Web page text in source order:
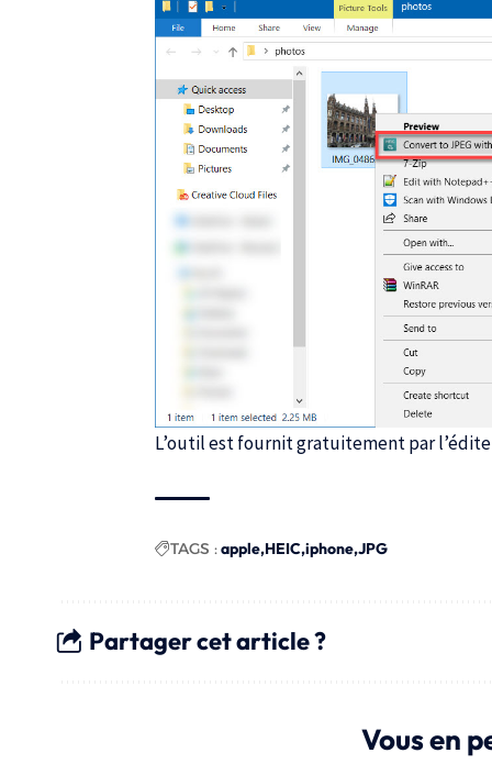
L’outil est fournit gratuitement par
TAGS :apple HEIC iphone JPG
Partager cet article ?
Vous en